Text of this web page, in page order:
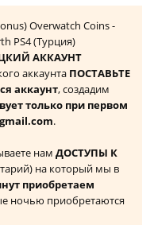
Overwatch Coins -
PS4 (Турция)
АККАУНТ
аккаунта ПОСТАВЬТЕ
аккаунт, создадим
только при первом
.
нам ДОСТУПЫ К
на который мы в
приобретаем
ночью приобретаются